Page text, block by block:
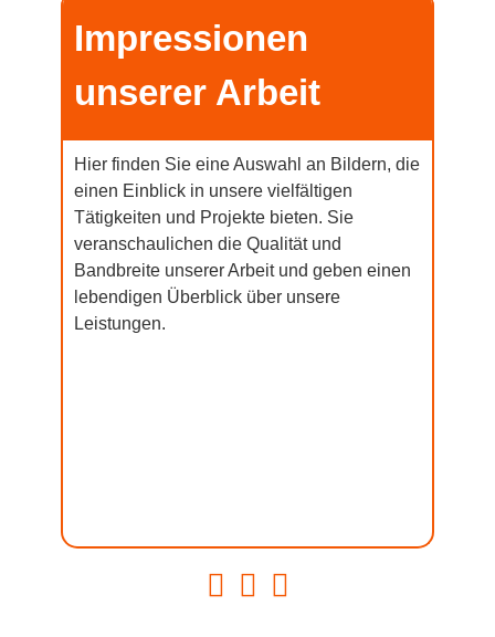
Impressionen
unserer Arbeit
Hier finden Sie eine Auswahl an Bildern, die
einen Einblick in unsere vielfältigen
Tätigkeiten und Projekte bieten. Sie
veranschaulichen die Qualität und
Bandbreite unserer Arbeit und geben einen
lebendigen Überblick über unsere
Leistungen.
fab fa-facebook
fab fa-instagram